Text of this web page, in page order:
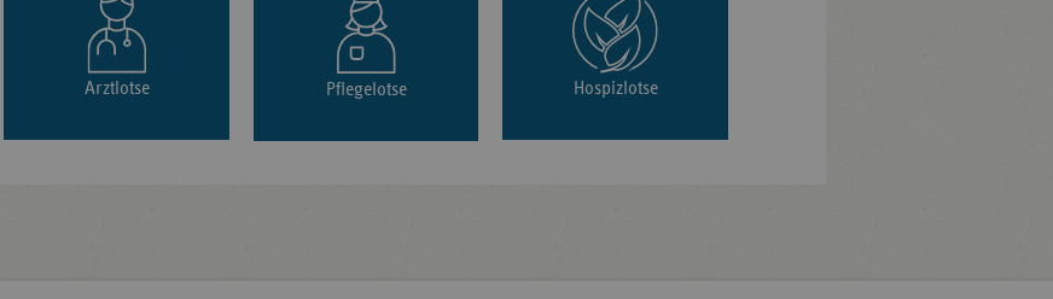
Arztlotse Pflegelotse Hospizlotse